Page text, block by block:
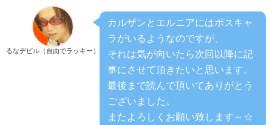
るなデビル（自由でラッキー）
カルザンとエルニアにはボスキャ
ラがいるようなのですが、
それは気が向いたら次回以降に記
事にさせて頂きたいと思います。
最後まで読んで頂いてありがとう
ございました。
またよろしくお願い致します～☆